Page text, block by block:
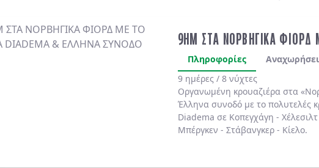
9ΗΜ ΣΤΑ ΝΟΡΒΗΓΙΚΑ ΦΙΟΡΔ
Πληροφορίες
9 ημέρες / 8 νύχτες
Οργανωμένη κρουαζιέρα στα
Έλληνα συνοδόμε το πολυτελές
Diadema σε Κοπεγχάγη - Χέλεσιλτ
Μπέργκεν - Στάβανγκερ - Κίελο.